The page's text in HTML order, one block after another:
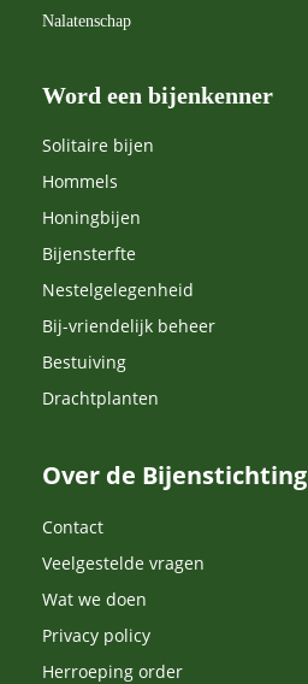
Nalatenschap
Word een bijenkenner
Solitaire bijen
Hommels
Honingbijen
Bijensterfte
Nestelgelegenheid
Bij-vriendelijk beheer
Bestuiving
Drachtplanten
Over de Bijenstichting
Contact
Veelgestelde vragen
Wat we doen
Privacy policy
Herroeping order